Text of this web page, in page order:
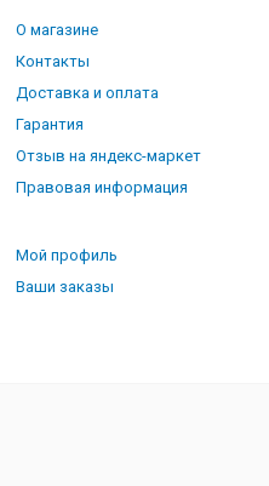
О магазине
Контакты
Доставка и оплата
Гарантия
Отзыв на яндекс-маркет
Правовая информация
Мой профиль
Ваши заказы